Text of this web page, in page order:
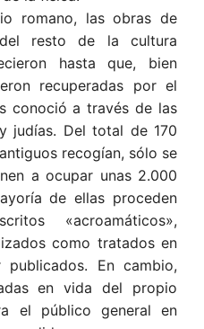
romano, las obras de
resto de la cultura
hasta que, bien
recuperadas por el
conoció a través de las
judías. Del total de 170
recogían, sólo se
a ocupar unas 2.000
de ellas proceden
«acroamáticos»,
como tratados en
En cambio,
en vida del propio
el público general en